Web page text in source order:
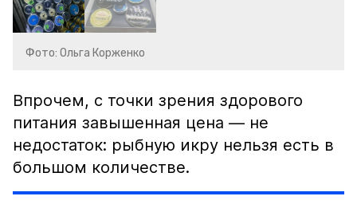
Фото: Ольга Корженко
Впрочем, с точки зрения здорового
питания завышенная цена — не
недостаток: рыбную икру нельзя есть в
большом количестве.